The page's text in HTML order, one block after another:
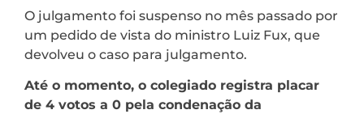
O julgamento foi suspenso no mês passado por
um pedido de vista do ministro Luiz Fux, que
devolveu o caso para julgamento.
Até o momento, o colegiado registra placar
de 4 votos a 0 pela condenação da